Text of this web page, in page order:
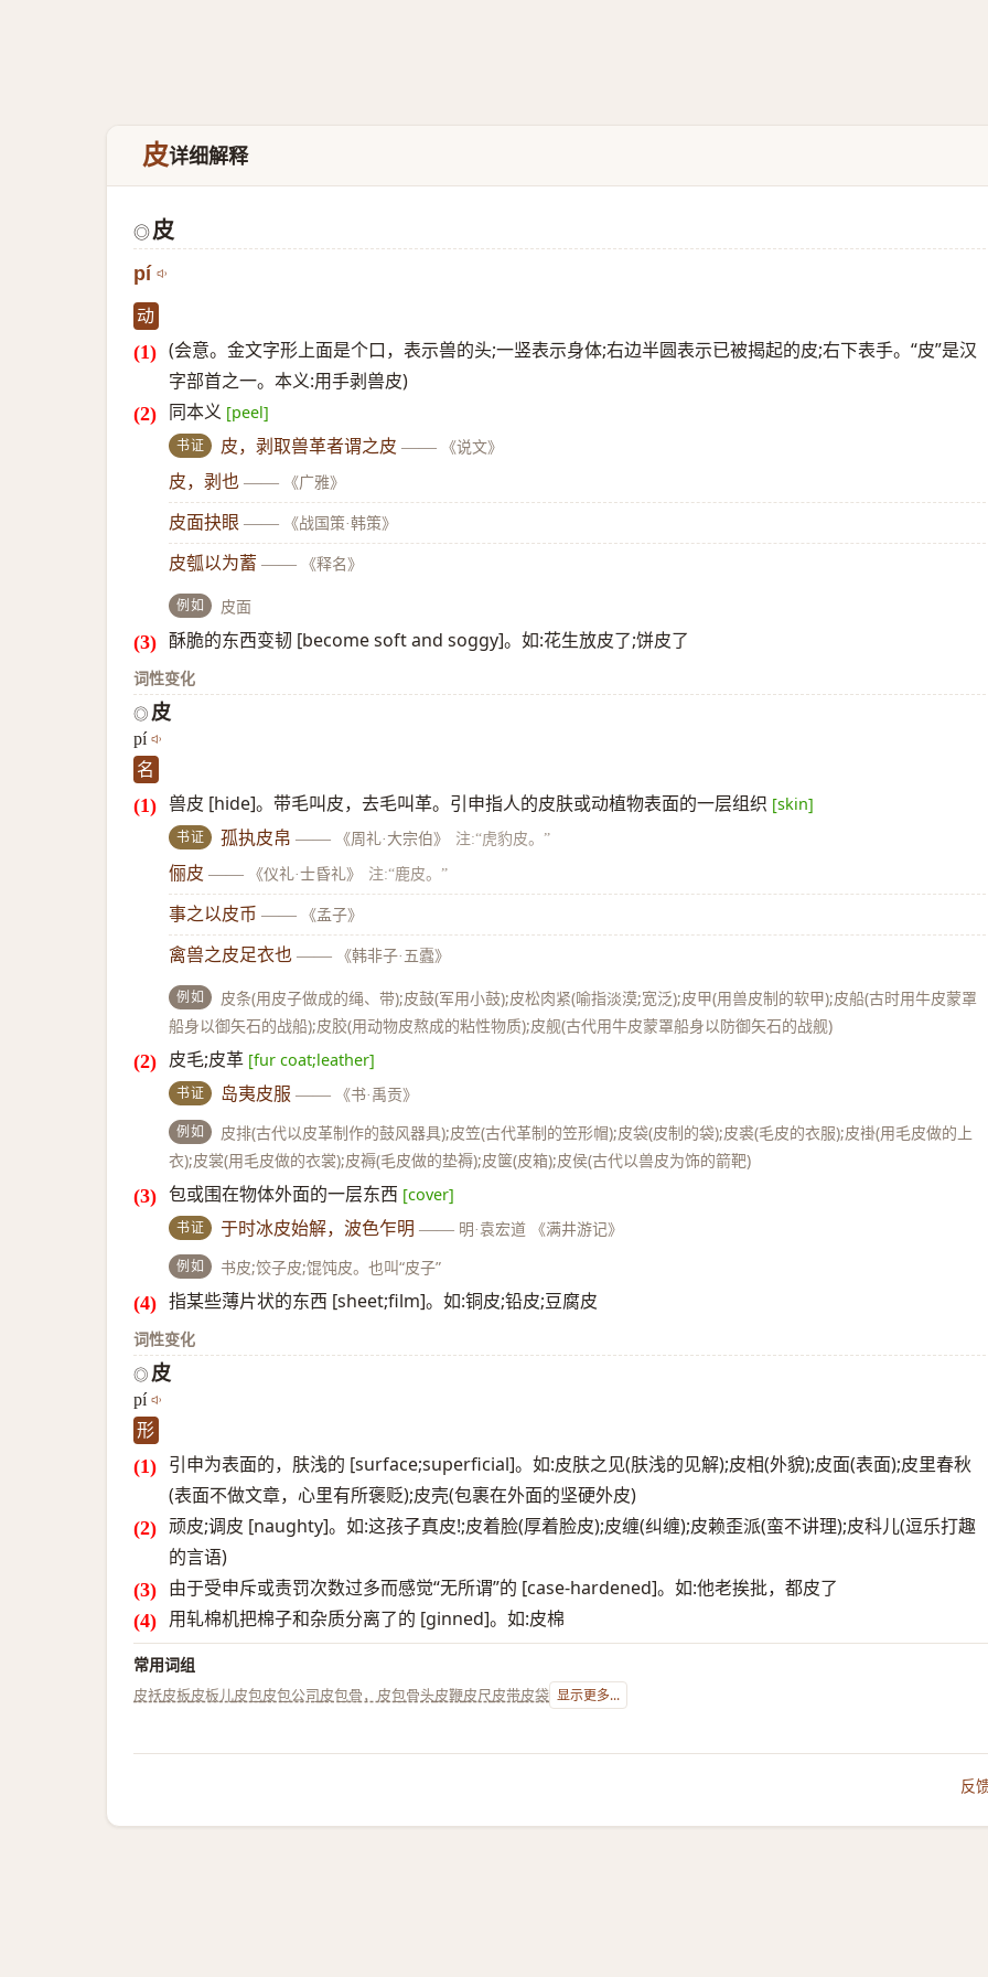
皮详细解释
◎皮
pí
动
(会意。金文字形上面是个口，表示兽的头;一竖表示身体;右边半圆表示已被揭起的皮;右下表手。“皮”是汉
字部首之一。本义:用手剥兽皮)
同本义 [peel]
书证 皮，剥取兽革者谓之皮 —— 《说文》
皮，剥也 —— 《广雅》
皮面抉眼 —— 《战国策·韩策》
皮瓠以为蓄 —— 《释名》
例如 皮面
酥脆的东西变韧 [become soft and soggy]。如:花生放皮了;饼皮了
词性变化
◎ 皮
pí
名
兽皮 [hide]。带毛叫皮，去毛叫革。引申指人的皮肤或动植物表面的一层组织 [skin]
书证 孤执皮帛 —— 《周礼·大宗伯》 注:“虎豹皮。”
俪皮 —— 《仪礼·士昏礼》 注:“鹿皮。”
事之以皮币 —— 《孟子》
禽兽之皮足衣也 —— 《韩非子·五蠹》
例如
皮条(用皮子做成的绳、带);皮鼓(军用小鼓);皮松肉紧(喻指淡漠;宽泛);皮甲(用兽皮制的软甲);皮船(古时用牛皮蒙罩
船身以御矢石的战船);皮胶(用动物皮熬成的粘性物质);皮舰(古代用牛皮蒙罩船身以防御矢石的战舰)
皮毛;皮革 [fur coat;leather]
书证 岛夷皮服 —— 《书·禹贡》
例如
皮排(古代以皮革制作的鼓风器具);皮笠(古代革制的笠形帽);皮袋(皮制的袋);皮裘(毛皮的衣服);皮褂(用毛皮做的上
衣);皮裳(用毛皮做的衣裳);皮褥(毛皮做的垫褥);皮箧(皮箱);皮侯(古代以兽皮为饰的箭靶)
包或围在物体外面的一层东西 [cover]
书证 于时冰皮始解，波色乍明 —— 明·袁宏道 《满井游记》
例如 书皮;饺子皮;馄饨皮。也叫“皮子”
指某些薄片状的东西 [sheet;film]。如:铜皮;铅皮;豆腐皮
词性变化
◎ 皮
pí
形
引申为表面的，肤浅的 [surface;superficial]。如:皮肤之见(肤浅的见解);皮相(外貌);皮面(表面);皮里春秋
(表面不做文章，心里有所褒贬);皮壳(包裹在外面的坚硬外皮)
顽皮;调皮 [naughty]。如:这孩子真皮!;皮着脸(厚着脸皮);皮缠(纠缠);皮赖歪派(蛮不讲理);皮科儿(逗乐打趣
的言语)
由于受申斥或责罚次数过多而感觉“无所谓”的 [case-hardened]。如:他老挨批，都皮了
用轧棉机把棉子和杂质分离了的 [ginned]。如:皮棉
常用词组
皮袄皮板皮板儿皮包皮包公司皮包骨，皮包骨头皮鞭皮尺皮带皮袋 显示更多...
反